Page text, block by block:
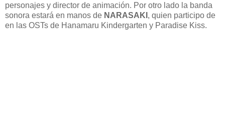
personajes y director de animación. Por otro lado la banda
sonora estará en manos de NARASAKI , quien participo de
en las OSTs de Hanamaru Kindergarten y Paradise Kiss.